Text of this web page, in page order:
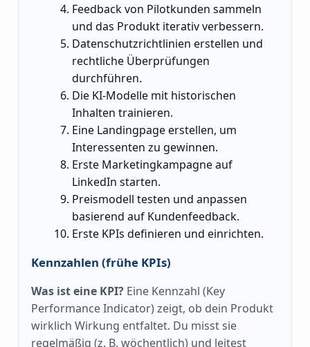
Feedback von Pilotkunden sammeln
und das Produkt iterativ verbessern.
Datenschutzrichtlinien erstellen und
rechtliche Überprüfungen
durchführen.
Die KI-Modelle mit historischen
Inhalten trainieren.
Eine Landingpage erstellen, um
Interessenten zu gewinnen.
Erste Marketingkampagne auf
LinkedIn starten.
Preismodell testen und anpassen
basierend auf Kundenfeedback.
Erste KPIs definieren und einrichten.
Kennzahlen (frühe KPIs)
Was ist eine KPI? Eine Kennzahl (Key
Performance Indicator) zeigt, ob dein Produkt
wirklich Wirkung entfaltet. Du misst sie
regelmäßig (z. B. wöchentlich) und leitest